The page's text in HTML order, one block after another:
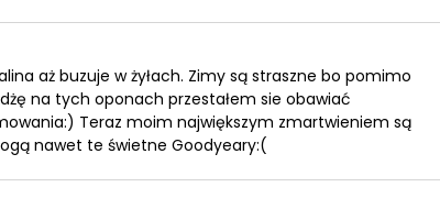
aż buzuje w żyłach. Zimy są straszne bo pomimo
na tych oponach przestałem sie obawiać
Teraz moim największym zmartwieniem są
nawet te świetne Goodyeary:(